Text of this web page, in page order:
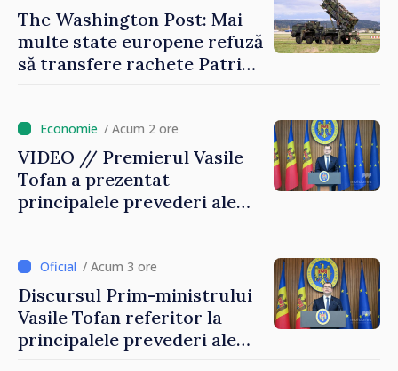
The Washington Post: Mai
multe state europene refuză
să transfere rachete Patriot
/ Acum 2 ore
VIDEO // Premierul Vasile
Tofan a prezentat
principalele prevederi ale
/ Acum 3 ore
Discursul Prim-ministrului
Vasile Tofan referitor la
principalele prevederi ale